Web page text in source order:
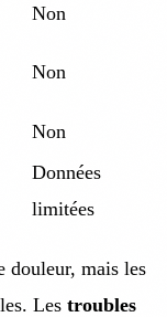
Non
Non
Non
Données
limitées
douleur, mais les
Les troubles